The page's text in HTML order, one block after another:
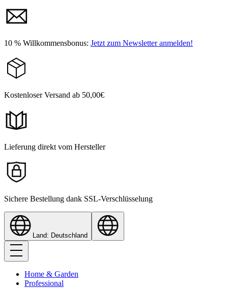
10 % Willkommensbonus: Jetzt zum Newsletter anmelden!
Kostenloser Versand ab 50,00€
Lieferung direkt vom Hersteller
Sichere Bestellung dank SSL-Verschlüsselung
Land: Deutschland
Home & Garden
Professional